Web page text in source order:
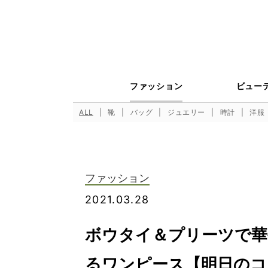
ファッション ビュー
ALL 靴 バッグ ジュエリー 時計 洋服
ファッション
2021.03.28
ボウタイ＆プリーツで
るワンピース【明日の